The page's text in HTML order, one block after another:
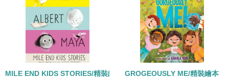
MILE END KIDS STORIES/精裝繪本 GROGEOUSLY ME/精裝繪本